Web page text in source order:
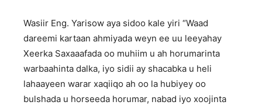
Wasiir Eng. Yarisow aya sidoo kale yiri “Waad
dareemi kartaan ahmiyada weyn ee uu leeyahay
Xeerka Saxaaafada oo muhiim u ah horumarinta
warbaahinta dalka, iyo sidii ay shacabka u heli
lahaayeen warar xaqiiqo ah oo la hubiyey oo
bulshada u horseeda horumar, nabad iyo xoojinta